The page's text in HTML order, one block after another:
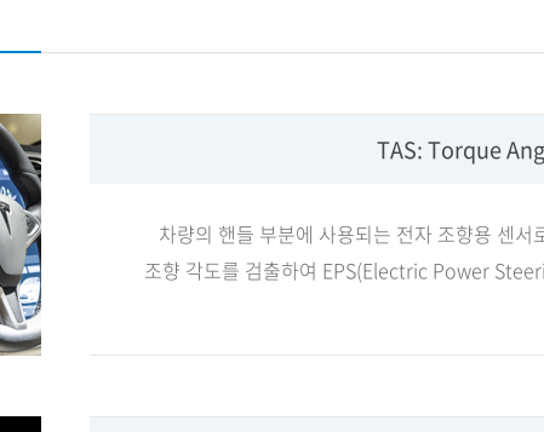
TAS: Torque
차량의 핸들 부분에 사용되는 전자 조향용 센
조향 각도를 검출하여 EPS(Electric Power